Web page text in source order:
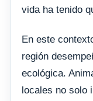
vida ha tenido
En este
región
ecológica.
locales no solo